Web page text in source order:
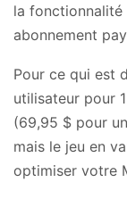
la fonctionnalité
abonnement
Pour ce qui est
utilisateur pour
(69,95 $ pour
mais le jeu en
optimiser votre